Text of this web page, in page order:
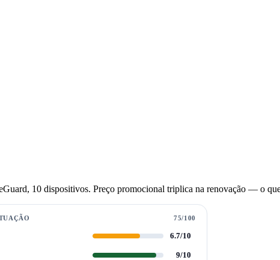
10 dispositivos. Preço promocional triplica na renovação — o
75/100
6.7/10
9/10